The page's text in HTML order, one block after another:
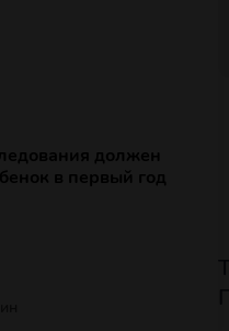
должен
в первый год